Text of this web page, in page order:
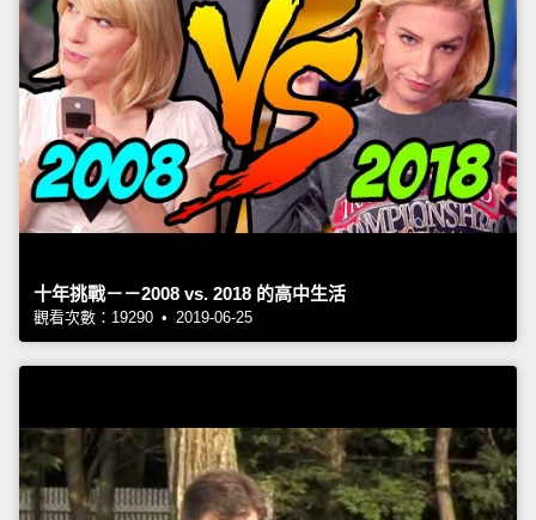
十年挑戰－－2008 vs. 2018 的高中生活
觀看次數：19290 • 2019-06-25